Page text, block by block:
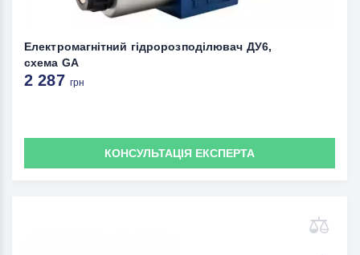
Електромагнітний гідророзподілювач ДУ6,
схема GА
2 287 грн
КОНСУЛЬТАЦІЯ ЕКСПЕРТА